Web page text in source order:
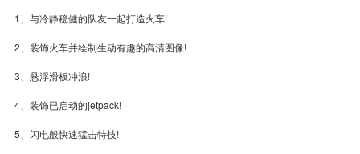
1、与冷静稳健的队友一起打造火车!
2、装饰火车并绘制生动有趣的高清图像!
3、悬浮滑板冲浪!
4、装饰已启动的jetpack!
5、闪电般快速猛击特技!